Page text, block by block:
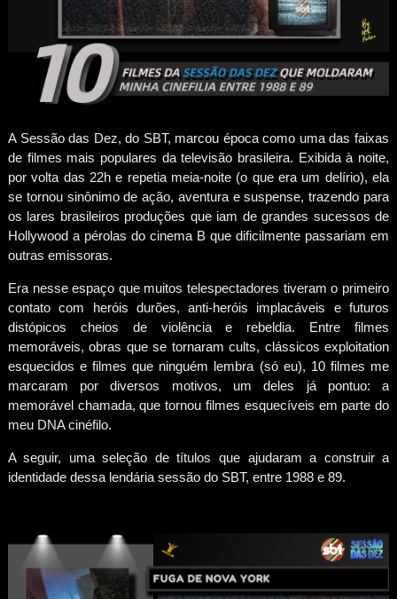
A Sessão das Dez, do SBT, marcou época como uma das faixas
de filmes mais populares da televisão brasileira. Exibida à noite,
por volta das 22h e repetia meia-noite (o que era um delírio), ela
se tornou sinônimo de ação, aventura e suspense, trazendo para
os lares brasileiros produções que iam de grandes sucessos de
Hollywood a pérolas do cinema B que dificilmente passariam em
outras emissoras.
Era nesse espaço que muitos telespectadores tiveram o primeiro
contato com heróis durões, anti-heróis implacáveis e futuros
distópicos cheios de violência e rebeldia. Entre filmes
memoráveis, obras que se tornaram cults, clássicos exploitation
esquecidos e filmes que ninguém lembra (só eu), 10 filmes me
marcaram por diversos motivos, um deles já pontuo: a
memorável chamada, que tornou filmes esquecíveis em parte do
meu DNA cinéfilo.
A seguir, uma seleção de títulos que ajudaram a construir a
identidade dessa lendária sessão do SBT, entre 1988 e 89.